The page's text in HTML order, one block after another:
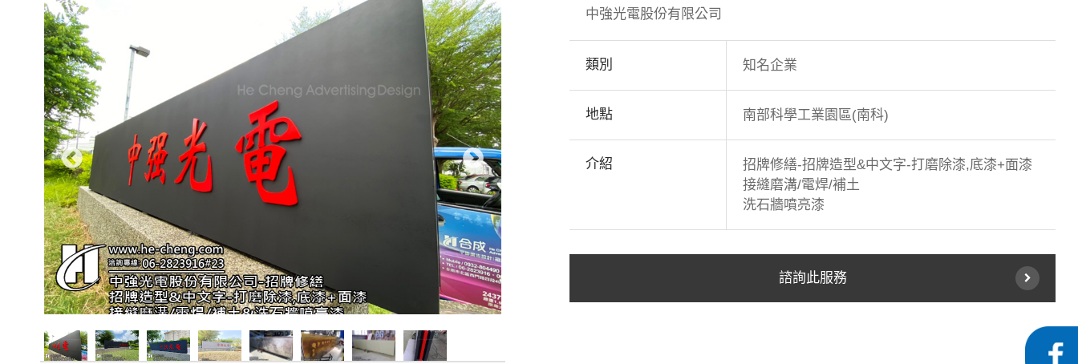
中強光電股份有限公司
類別 知名企業
地點 南部科學工業園區(南科)
介紹
招牌修繕-招牌造型&中文字-打磨除漆,底漆+面漆
接縫磨溝/電焊/補土
洗石牆噴亮漆
諮詢此服務